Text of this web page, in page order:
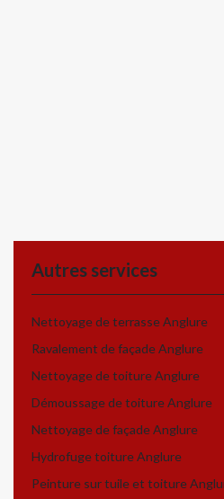
Autres services
Nettoyage de terrasse Anglure
Ravalement de façade Anglure
Nettoyage de toiture Anglure
Démoussage de toiture Anglure
Nettoyage de façade Anglure
Hydrofuge toiture Anglure
Peinture sur tuile et toiture